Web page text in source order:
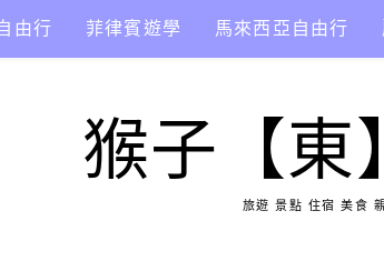
由行 菲律賓遊學 馬來西亞自由行
猴子【東
旅遊 景點 住宿 美食